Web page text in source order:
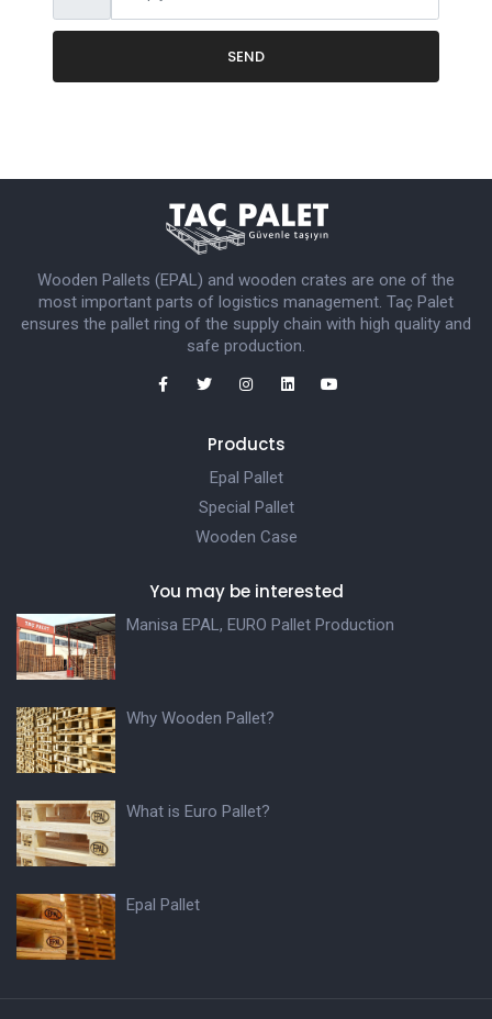
SEND
Wooden Pallets (EPAL) and wooden crates are one of the
most important parts of logistics management. Taç Palet
ensures the pallet ring of the supply chain with high quality and
safe production.
Products
Epal Pallet
Special Pallet
Wooden Case
You may be interested
Manisa EPAL, EURO Pallet Production
Why Wooden Pallet?
What is Euro Pallet?
Epal Pallet